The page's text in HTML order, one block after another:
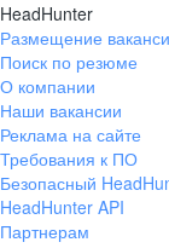
HeadHunter
Размещение
Поиск по резюме
О компании
Наши вакансии
Реклама на сайте
Требования к ПО
Безопасный
HeadHunter API
Партнерам